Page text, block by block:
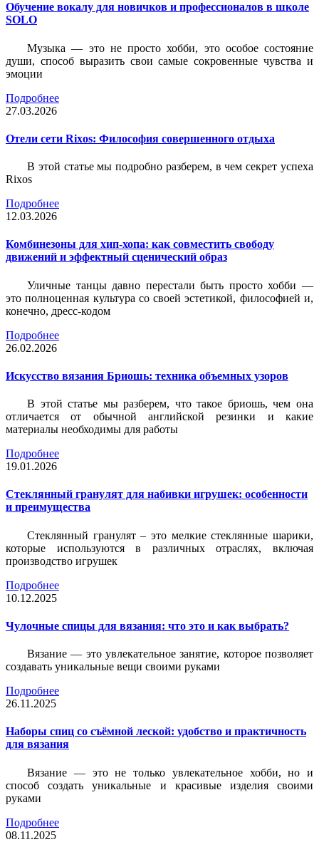
Обучение вокалу для новичков и профессионалов в школе
SOLO
Музыка — это не просто хобби, это особое состояние
души, способ выразить свои самые сокровенные чувства и
эмоции
Подробнее
27.03.2026
Отели сети Rixos: Философия совершенного отдыха
В этой статье мы подробно разберем, в чем секрет успеха
Rixos
Подробнее
12.03.2026
Комбинезоны для хип-хопа: как совместить свободу
движений и эффектный сценический образ
Уличные танцы давно перестали быть просто хобби —
это полноценная культура со своей эстетикой, философией и,
конечно, дресс-кодом
Подробнее
26.02.2026
Искусство вязания Бриошь: техника объемных узоров
В этой статье мы разберем, что такое бриошь, чем она
отличается от обычной английской резинки и какие
материалы необходимы для работы
Подробнее
19.01.2026
Стеклянный гранулят для набивки игрушек: особенности
и преимущества
Стеклянный гранулят – это мелкие стеклянные шарики,
которые используются в различных отраслях, включая
производство игрушек
Подробнее
10.12.2025
Чулочные спицы для вязания: что это и как выбрать?
Вязание — это увлекательное занятие, которое позволяет
создавать уникальные вещи своими руками
Подробнее
26.11.2025
Наборы спиц со съёмной леской: удобство и практичность
для вязания
Вязание — это не только увлекательное хобби, но и
способ создать уникальные и красивые изделия своими
руками
Подробнее
08.11.2025